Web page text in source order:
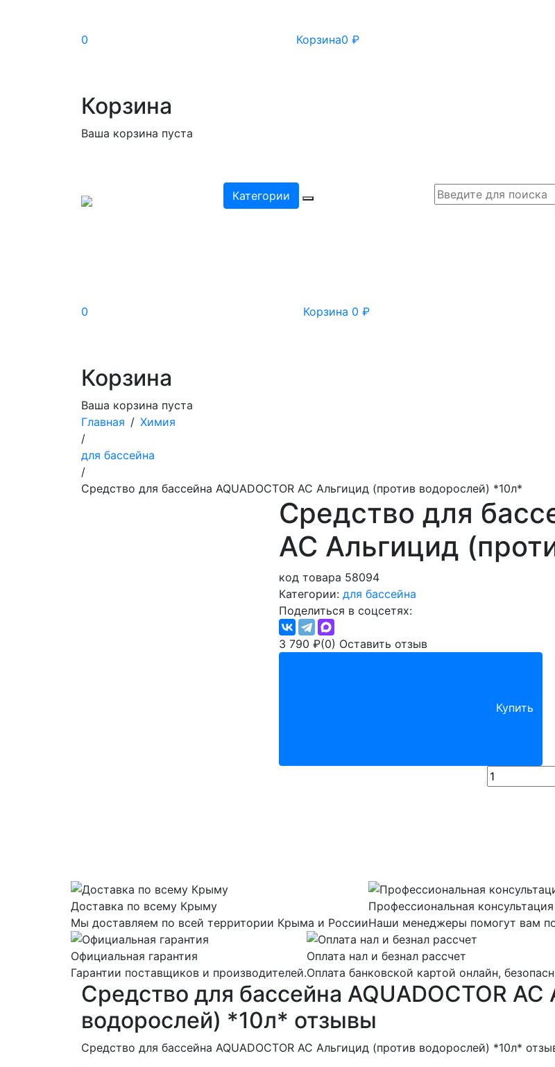
0 Корзина0 ₽
Корзина
Ваша корзина пуста
Категории
0 Корзина 0 ₽
Корзина
Ваша корзина пуста
Главная / Химия
/
для бассейна
/
Средство для бассейна AQUADOCTOR AC Альгицид (против водорослей) *10л*
Средство для
AC Альгицид
код товара 58094
Категории: для бассейна
Поделиться в соцсетях:
3 790 ₽(0) Оставить отзыв
Купить
Доставка по всему Крыму
Мы доставляем по всей территории Крыма и России
Профессиональная консультация
Наши менеджеры помогут вам
Официальная гарантия
Гарантии поставщиков и производителей.
Оплата нал и безнал рассчет
Оплата банковской картой онлайн,
Средство для бассейна AQUADOCTOR
водорослей) *10л* отзывы
Средство для бассейна AQUADOCTOR AC Альгицид (против водорослей) *10л*